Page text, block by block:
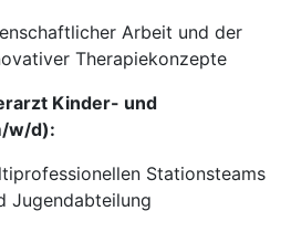
Arbeit und der
Therapiekonzepte
Kinder- und
w/d):
Stationsteams
Jugendabteilung